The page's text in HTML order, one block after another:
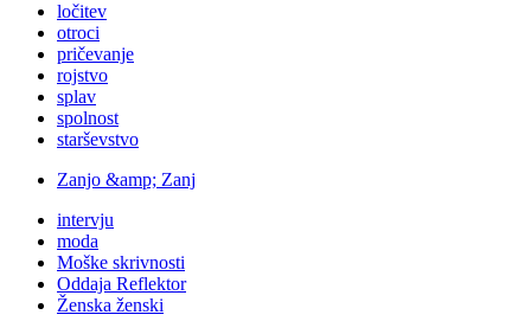
ločitev
otroci
pričevanje
rojstvo
splav
spolnost
starševstvo
Zanjo &amp; Zanj
intervju
moda
Moške skrivnosti
Oddaja Reflektor
Ženska ženski